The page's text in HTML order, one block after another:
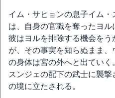
イム・サヒョンの息子イム・
は、自身の官職を奪ったヨル
彼はヨルを排除する機会をう
が、その事実を知らぬまま
の身体は宮の外へと出てい
スンジェの配下の武士に襲
の境に立たされる。